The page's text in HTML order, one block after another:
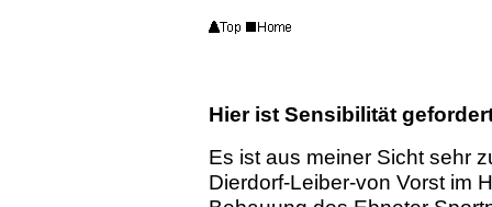
Hier ist Sensibilität
Es ist aus meiner Sicht sehr
Dierdorf-Leiber-von Vorst im